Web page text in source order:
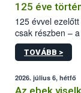
125 éve
125 évvel
csak részben –
állomás a Kis
tervezett új
TOVÁBB >
2026. július 6, hétfő
Az ebek